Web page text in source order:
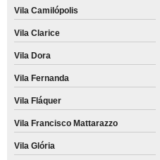
Vila Camilópolis
Vila Clarice
Vila Dora
Vila Fernanda
Vila Fláquer
Vila Francisco Mattarazzo
Vila Glória